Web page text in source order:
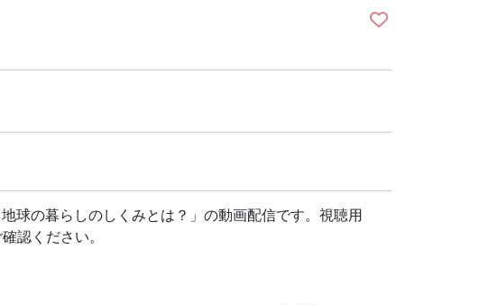
球の暮らしのしくみとは？」の動画配信です。視聴用
認ください。